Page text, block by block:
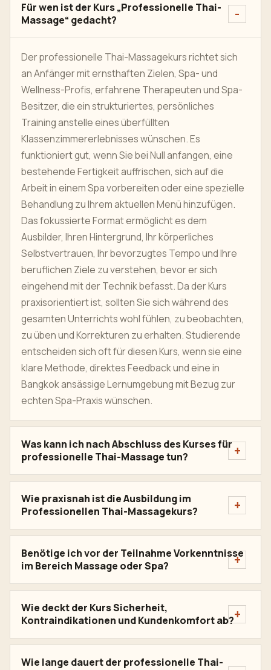
Für wen ist der Kurs „Professionelle Thai-
Massage“ gedacht?
Der professionelle Thai-Massagekurs richtet sich
an Anfänger mit ernsthaften Zielen, Spa- und
Wellness-Profis, erfahrene Therapeuten und Spa-
Besitzer, die ein strukturiertes, persönliches
Training anstelle eines überfüllten
Klassenzimmererlebnisses wünschen. Es
funktioniert gut, wenn Sie bei Null anfangen, eine
bestehende Fertigkeit auffrischen, sich auf die
Arbeit in einem Spa vorbereiten oder eine spezielle
Behandlung zu Ihrem aktuellen Menü hinzufügen.
Das fokussierte Format ermöglicht es dem
Ausbilder, Ihren Hintergrund, Ihr körperliches
Selbstvertrauen, Ihr bevorzugtes Tempo und Ihre
beruflichen Ziele zu verstehen, bevor er sich
eingehend mit der Technik befasst. Da der Kurs
praxisorientiert ist, sollten Sie sich während des
gesamten Unterrichts wohl fühlen, zu beobachten,
zu üben und Korrekturen zu erhalten. Studierende
entscheiden sich oft für diesen Kurs, wenn sie eine
klare Methode, direktes Feedback und eine in
Bangkok ansässige Lernumgebung mit Bezug zur
echten Spa-Praxis wünschen.
Was kann ich nach Abschluss des Kurses für
professionelle Thai-Massage tun?
Wie praxisnah ist die Ausbildung im
Professionellen Thai-Massagekurs?
Benötige ich vor der Teilnahme Vorkenntnisse
im Bereich Massage oder Spa?
Wie deckt der Kurs Sicherheit,
Kontraindikationen und Kundenkomfort ab?
Wie lange dauert der professionelle Thai-